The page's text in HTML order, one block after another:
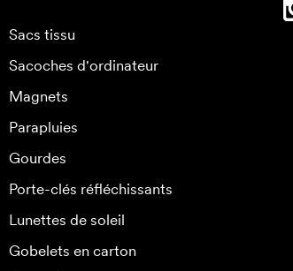
Sacs tissu
Sacoches d'ordinateur
Magnets
Parapluies
Gourdes
Porte-clés réfléchissants
Lunettes de soleil
Gobelets en carton